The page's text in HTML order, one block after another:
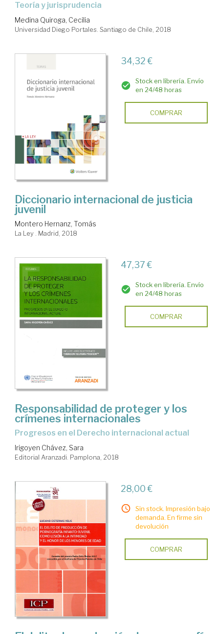
Teoría y jurisprudencia
Medina Quiroga, Cecilia
Universidad Diego Portales. Santiago de Chile, 2018
34,32 €
Stock en librería. Envío
en 24/48 horas
COMPRAR
Diccionario internacional de justicia
juvenil
Montero Hernanz, Tomás
La Ley . Madrid, 2018
47,37 €
Stock en librería. Envío
en 24/48 horas
COMPRAR
Responsabilidad de proteger y los
crímenes internacionales
progresos en el Derecho internacional actual
Irigoyen Chávez, Sara
Editorial Aranzadi. Pamplona, 2018
28,00 €
Sin stock. Impresión bajo
demanda. En firme sin
devolución
COMPRAR